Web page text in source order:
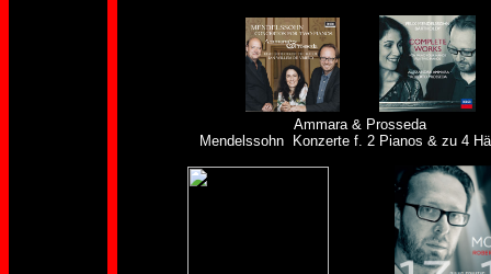
Ammara & Prosseda
Mendelssohn Konzerte f. 2 Pianos & zu 4